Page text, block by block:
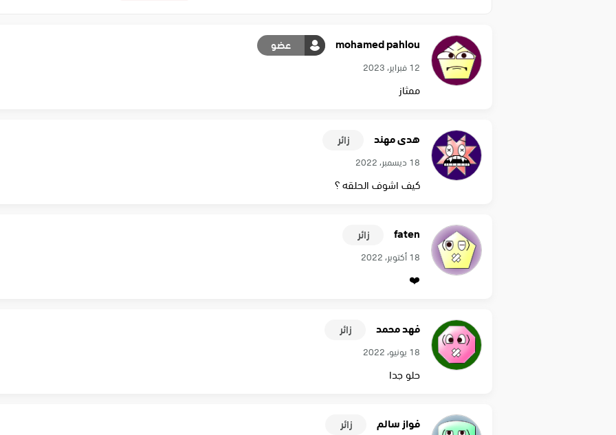
mohamed pahlou عضو
12 فبراير، 2023
ممثاز
هدى مهند زائر
18 ديسمبر، 2022
كيف اشوف الحلقه ؟
faten زائر
18 أكتوبر، 2022
❤️
فهد محمد زائر
18 يونيو، 2022
حلو جدا
فواز سالم زائر